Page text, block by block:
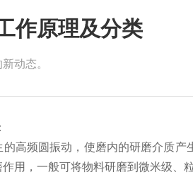
作原理及分类
动态。
频圆振动，使磨内的研磨介质产
用，一般可将物料研磨到微米级、